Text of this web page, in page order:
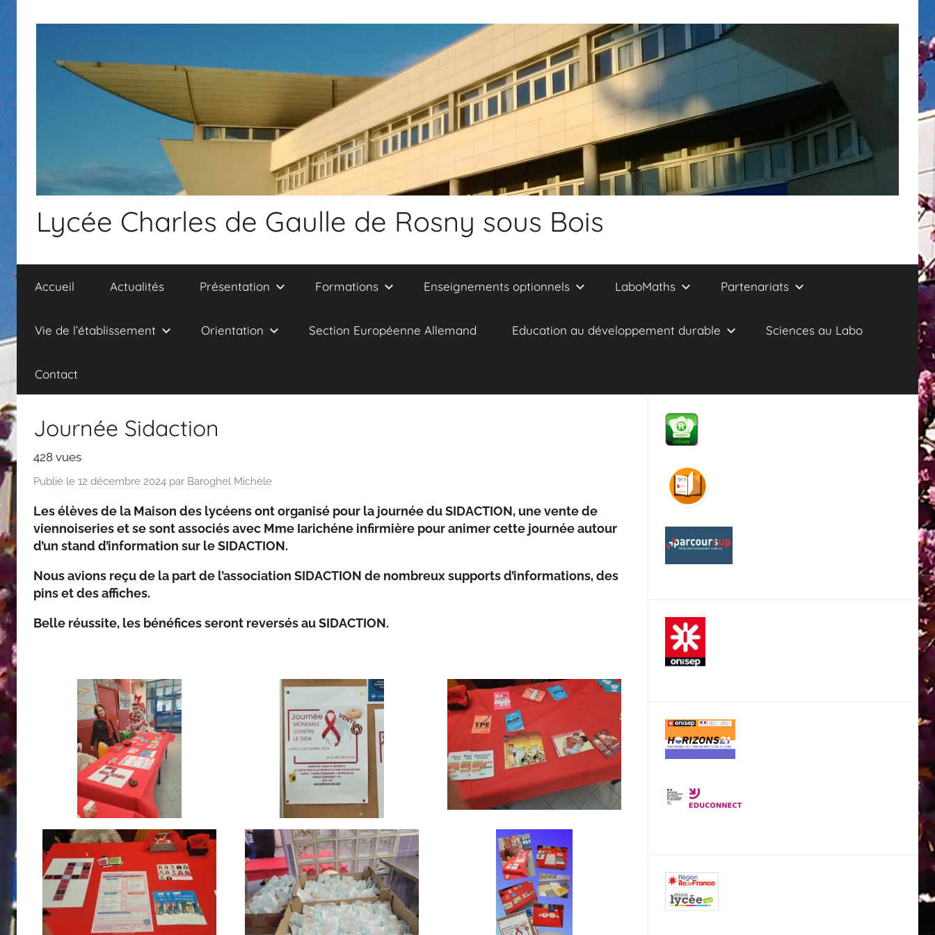
Lycée Charles de Gaulle de Rosny sous Bois
Accueil Actualités Présentation Formations Enseignements optionnels LaboMaths Partenariats
Vie de l’établissement Orientation Section Européenne Allemand Education au développement durable Sciences au Labo
Contact
Journée Sidaction
428 vues
Publié le 12 décembre 2024 par Baroghel Michèle
Les élèves de la Maison des lycéens ont organisé pour la journée du SIDACTION, une vente de
viennoiseries et se sont associés avec Mme Iarichéne infirmière pour animer cette journée autour
d’un stand d’information sur le SIDACTION.
Nous avions reçu de la part de l’association SIDACTION de nombreux supports d’informations, des
pins et des affiches.
Belle réussite, les bénéfices seront reversés au SIDACTION.